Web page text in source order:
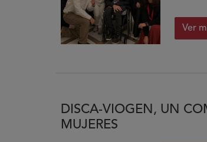
Ver
DISCA-VIOGEN, UN
MUJERES